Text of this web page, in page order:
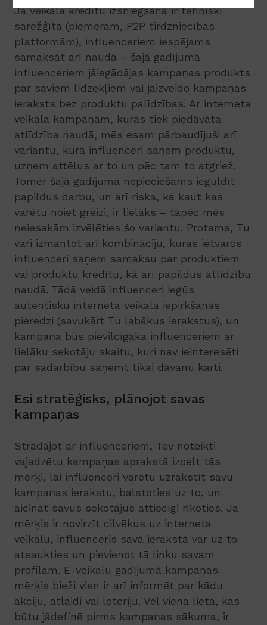
Ja veikala kredītu izsniegšana ir tehniski
sarežģīta (piemēram, P2P tirdzniecības
platformām), influenceriem iespējams
samaksāt arī naudā – šajā gadījumā
influenceriem jāiegādājas kampaņas produkts
par saviem līdzekļiem vai jāizveido kampaņas
ieraksts bez produktu palīdzības. Ar interneta
veikala kampaņām, kurās tiek piedāvāta
atlīdzība naudā, mēs esam pārbaudījuši arī
variantu, kurā influenceri saņem produktu,
uzņem attēlus ar to un pēc tam to atgriež.
Tomēr šajā gadījumā nepieciešams ieguldīt
papildus darbu, un arī risks, ka kaut kas
varētu noiet greizi, ir lielāks – tāpēc mēs
neiesakām izvēlēties šo variantu. Protams, Tu
vari izmantot arī kombināciju, kuras ietvaros
influenceri saņem samaksu par produktiem
vai produktu kredītu, kā arī papildus atlīdzību
naudā. Tādā veidā influenceri iegūs
autentisku interneta veikala iepirkšanās
pieredzi (savukārt Tu labākus ierakstus), un
kampaņa būs pievilcīgāka influenceriem ar
lielāku sekotāju skaitu, kuri nav ieinteresēti
par sadarbību saņemt tikai dāvanu karti.
Esi stratēģisks, plānojot savas
kampaņas
Strādājot ar influenceriem, Tev noteikti
vajadzētu kampaņas aprakstā izcelt tās
mērķi, lai influenceri varētu uzrakstīt savu
kampaņas ierakstu, balstoties uz to, un
aicināt savus sekotājus attiecīgi rīkoties. Ja
mērķis ir novirzīt cilvēkus uz interneta
veikalu, influenceris savā ierakstā var uz to
atsaukties un pievienot tā linku savam
profilam. E-veikalu gadījumā kampaņas
mērķis bieži vien ir arī informēt par kādu
akciju, atlaidi vai loteriju. Vēl viena lieta, kas
būtu jādefinē pirms kampaņas sākuma, ir